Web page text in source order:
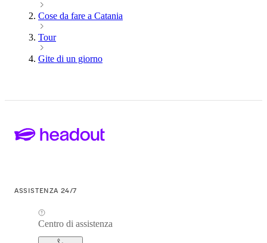
Cose da fare a Catania
Tour
Gite di un giorno
ASSISTENZA 24/7
Centro di assistenza